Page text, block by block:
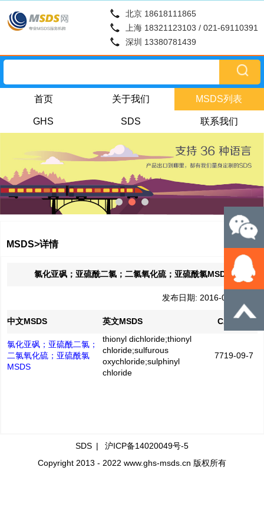
北京 18618111865
上海 18321123103 / 021-69110391
深圳 13380781439
首页 关于我们 MSDS列表
GHS SDS 联系我们
MSDS>详情
氯化亚砜；亚硫酰二氯；二氯氧化硫；亚硫酰氯MSDS
发布日期: 2016-04-21
中文MSDS 英文MSDS CAS No.
氯化亚砜；亚硫酰二氯；
二氯氧化硫；亚硫酰氯
MSDS
thionyl dichloride;thionyl
chloride;sulfurous
oxychloride;sulphinyl
chloride
7719-09-7
SDS | 沪ICP备14020049号-5
Copyright 2013 - 2022 www.ghs-msds.cn 版权所有